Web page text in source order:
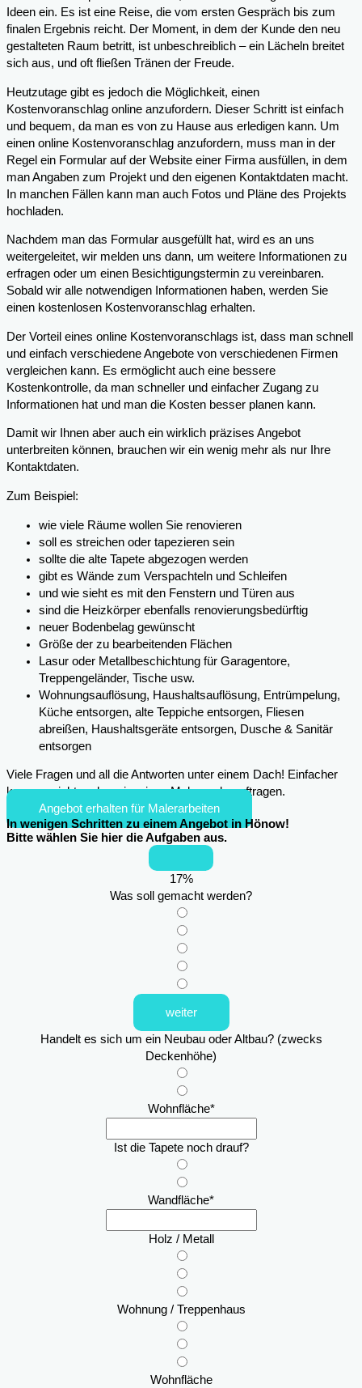
Ideen ein. Es ist eine Reise, die vom ersten Gespräch bis zum
finalen Ergebnis reicht. Der Moment, in dem der Kunde den neu
gestalteten Raum betritt, ist unbeschreiblich – ein Lächeln breitet
sich aus, und oft fließen Tränen der Freude.
Heutzutage gibt es jedoch die Möglichkeit, einen
Kostenvoranschlag online anzufordern. Dieser Schritt ist einfach
und bequem, da man es von zu Hause aus erledigen kann. Um
einen online Kostenvoranschlag anzufordern, muss man in der
Regel ein Formular auf der Website einer Firma ausfüllen, in dem
man Angaben zum Projekt und den eigenen Kontaktdaten macht.
In manchen Fällen kann man auch Fotos und Pläne des Projekts
hochladen.
Nachdem man das Formular ausgefüllt hat, wird es an uns
weitergeleitet, wir melden uns dann, um weitere Informationen zu
erfragen oder um einen Besichtigungstermin zu vereinbaren.
Sobald wir alle notwendigen Informationen haben, werden Sie
einen kostenlosen Kostenvoranschlag erhalten.
Der Vorteil eines online Kostenvoranschlags ist, dass man schnell
und einfach verschiedene Angebote von verschiedenen Firmen
vergleichen kann. Es ermöglicht auch eine bessere
Kostenkontrolle, da man schneller und einfacher Zugang zu
Informationen hat und man die Kosten besser planen kann.
Damit wir Ihnen aber auch ein wirklich präzises Angebot
unterbreiten können, brauchen wir ein wenig mehr als nur Ihre
Kontaktdaten.
Zum Beispiel:
wie viele Räume wollen Sie renovieren
soll es streichen oder tapezieren sein
sollte die alte Tapete abgezogen werden
gibt es Wände zum Verspachteln und Schleifen
und wie sieht es mit den Fenstern und Türen aus
sind die Heizkörper ebenfalls renovierungsbedürftig
neuer Bodenbelag gewünscht
Größe der zu bearbeitenden Flächen
Lasur oder Metallbeschichtung für Garagentore,
Treppengeländer, Tische usw.
Wohnungsauflösung, Haushaltsauflösung, Entrümpelung,
Küche entsorgen, alte Teppiche entsorgen, Fliesen
abreißen, Haushaltsgeräte entsorgen, Dusche & Sanitär
entsorgen
Viele Fragen und all die Antworten unter einem Dach! Einfacher
kann es nicht mehr sein, einen Maler zu beauftragen.
Angebot erhalten für Malerarbeiten
In wenigen Schritten zu einem Angebot in Hönow!
Bitte wählen Sie hier die Aufgaben aus.
17%
Was soll gemacht werden?
weiter
Handelt es sich um ein Neubau oder Altbau? (zwecks
Deckenhöhe)
Wohnfläche*
Ist die Tapete noch drauf?
Wandfläche*
Holz / Metall
Wohnung / Treppenhaus
Wohnfläche